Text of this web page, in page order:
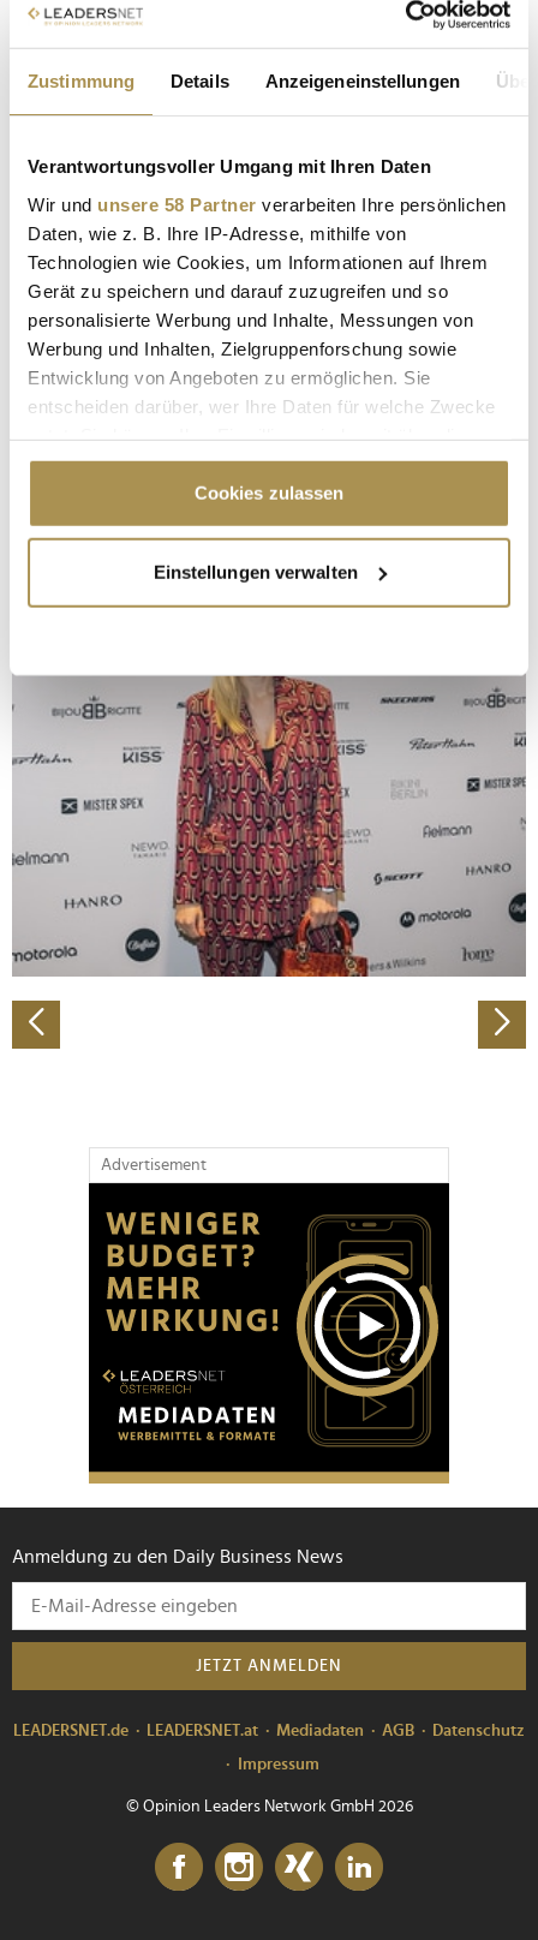
Zustimmung Details Anzeigeneinstellungen
Verantwortungsvoller Umgang mit Ihren Daten
Wir und unsere 58 Partner verarbeiten Ihre persönlichen
Daten, wie z. B. Ihre IP-Adresse, mithilfe von
Technologien wie Cookies, um Informationen auf Ihrem
Gerät zu speichern und darauf zuzugreifen und so
personalisierte Werbung und Inhalte, Messungen von
Werbung und Inhalten, Zielgruppenforschung sowie
Entwicklung von Angeboten zu ermöglichen. Sie
entscheiden darüber, wer Ihre Daten für welche Zwecke
Cookie-Erklärung oder durch Klicken auf das Privacy
Trigger Symbol ändern oder widerrufen
Informationen über Ihre geografische Lage
erfassen, welche bis auf einige Meter genau sein
bestimmten Merkmalen (Fingerprinting) identifizieren
Erfahren Sie mehr darüber, wie Ihre persönlichen Daten
verarbeitet werden, und legen Sie Ihre Präferenzen im
Abschnitt Einzelheitenfest.
Wir verwenden Cookies, um Inhalte und Anzeigen zu
personalisieren, Funktionen für soziale Medien anbieten
zu können und die Zugriffe auf unsere Website zu
analysieren. Außerdem geben wir Informationen zu Ihrer
Verwendung unserer Website an unsere Partner für
Partner führen diese Informationen möglicherweise mit
weiteren Daten zusammen, die Sie ihnen bereitgestellt
Cookies zulassen
Einstellungen verwalten
Advertisement
Anmeldung zu den Daily Business News
JETZT ANMELDEN
LEADERSNET.de LEADERSNET.at Mediadaten AGB
Datenschutz
Impressum
© Opinion Leaders Network GmbH 2026